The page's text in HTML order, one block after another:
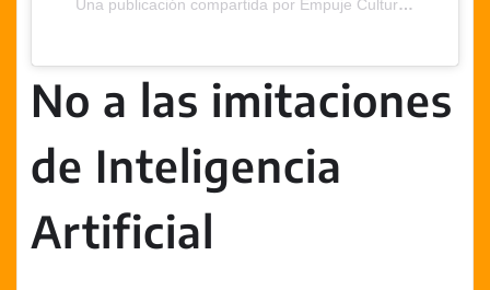
Una publicación compartida por Empuje Cultural (@empujecultural)
No a las imitaciones
de Inteligencia
Artificial